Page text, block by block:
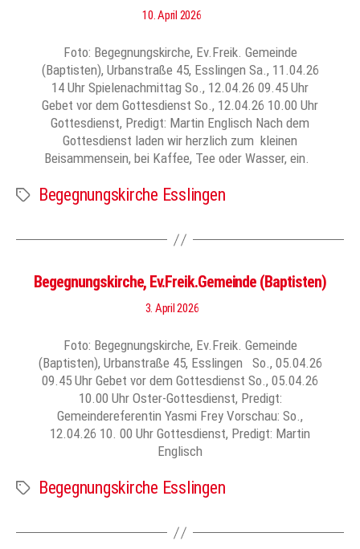
10. April 2026
Foto: Begegnungskirche, Ev.Freik. Gemeinde
(Baptisten), Urbanstraße 45, Esslingen Sa., 11.04.26
14 Uhr Spielenachmittag So., 12.04.26 09.45 Uhr
Gebet vor dem Gottesdienst So., 12.04.26 10.00 Uhr
Gottesdienst, Predigt: Martin Englisch Nach dem
Gottesdienst laden wir herzlich zum kleinen
Beisammensein, bei Kaffee, Tee oder Wasser, ein.
Schlagwörter
Begegnungskirche Esslingen
Begegnungskirche, Ev.Freik.Gemeinde (Baptisten)
3. April 2026
Foto: Begegnungskirche, Ev.Freik. Gemeinde
(Baptisten), Urbanstraße 45, Esslingen So., 05.04.26
09.45 Uhr Gebet vor dem Gottesdienst So., 05.04.26
10.00 Uhr Oster-Gottesdienst, Predigt:
Gemeindereferentin Yasmi Frey Vorschau: So.,
12.04.26 10. 00 Uhr Gottesdienst, Predigt: Martin
Englisch
Schlagwörter
Begegnungskirche Esslingen